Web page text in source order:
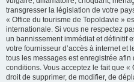
transgresser la législation de votre
« Office du tourisme de Topoldavie »
internationale. Si vous ne respectez
un bannissement immédiat et définitif
votre fournisseur d’accès à internet et
tous les messages est enregistrée afin
conditions. Vous acceptez le fait que
droit de supprimer, de modifier, de